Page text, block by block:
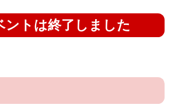
ントは終了しました